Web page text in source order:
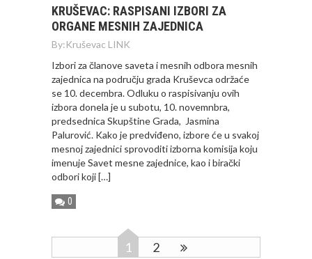
KRUŠEVAC: RASPISANI IZBORI ZA
ORGANE MESNIH ZAJEDNICA
By:Kruševac LINK
Izbori za članove saveta i mesnih odbora mesnih
zajednica na području grada Kruševca održaće
se 10. decembra. Odluku o raspisivanju ovih
izbora donela je u subotu, 10. novemnbra,
predsednica Skupštine Grada, Jasmina
Palurović. Kako je predviđeno, izbore će u svakoj
mesnoj zajednici sprovoditi izborna komisija koju
imenuje Savet mesne zajednice, kao i birački
odbori koji […]
0
1 2